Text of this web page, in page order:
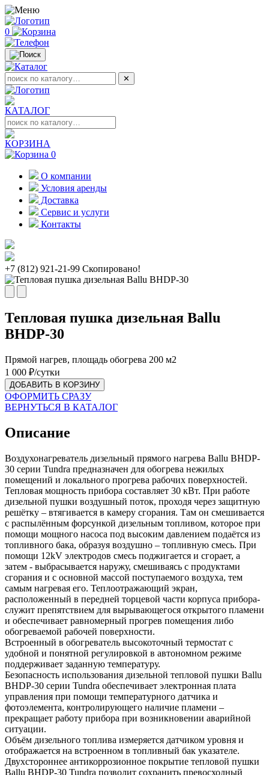
0
✕
КАТАЛОГ
КОРЗИНА
0
О компании
Условия аренды
Доставка
Сервис и услуги
Контакты
+7 (812) 921-21-99 Скопировано!
Тепловая пушка дизельная Ballu
BHDP-30
Прямой нагрев, площадь обогрева 200 м2
1 000 ₽/сутки
ДОБАВИТЬ В КОРЗИНУ
ОФОРМИТЬ СРАЗУ
ВЕРНУТЬСЯ В КАТАЛОГ
Описание
Воздухонагреватель дизельный прямого нагрева Ballu BHDP-
30 серии Tundra предназначен для обогрева нежилых
помещений и локального прогрева рабочих поверхностей.
Тепловая мощность прибора составляет 30 кВт. При работе
дизельной пушки воздушный поток, проходя через защитную
решётку – втягивается в камеру сгорания. Там он смешивается
с распылённым форсункой дизельным топливом, которое при
помощи мощного насоса под высоким давлением подаётся из
топливного бака, образуя воздушно – топливную смесь. При
помощи 12kV электродов смесь поджигается и сгорает, а
затем - выбрасывается наружу, смешиваясь с продуктами
сгорания и с основной массой поступаемого воздуха, тем
самым нагревая его. Теплоотражающий экран,
расположенный в передней торцевой части корпуса прибора-
служит препятствием для вырывающегося открытого пламени
и обеспечивает равномерный прогрев помещения либо
обогреваемой рабочей поверхности.
Встроенный в обогреватель высокоточный термостат с
удобной и понятной регулировкой в автономном режиме
поддерживает заданную температуру.
Безопасность использования дизельной тепловой пушки Ballu
BHDP-30 серии Tundra обеспечивает электронная плата
управления при помощи температурного датчика и
фотоэлемента, контролирующего наличие пламени –
прекращает работу прибора при возникновении аварийной
ситуации.
Объём дизельного топлива измеряется датчиком уровня и
отображается на встроенном в топливный бак указателе.
Двухстороннее антикоррозионное покрытие тепловой пушки
Ballu BHDP-30 Tundra позволит сохранить превосходный